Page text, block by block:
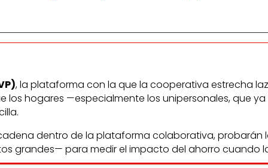
, la plataforma con la que la cooperativa estrecha
hogares —especialmente los unipersonales, que
dentro de la plataforma colaborativa,
grandes— para medir el impacto del ahorro cuando